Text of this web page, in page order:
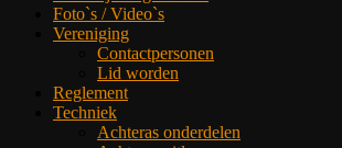
Foto`s / Video`s
Vereniging
Contactpersonen
Lid worden
Reglement
Techniek
Achteras onderdelen